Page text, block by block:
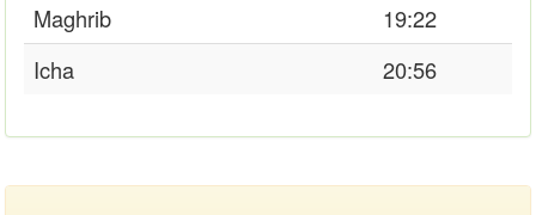
Maghrib
19:22
Icha
20:56